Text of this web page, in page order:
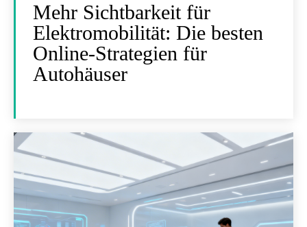
Mehr Sichtbarkeit für
Elektromobilität: Die besten
Online-Strategien für
Autohäuser